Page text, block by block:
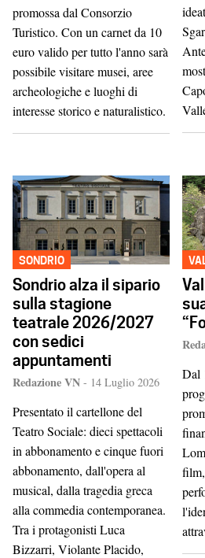
promossa dal Consorzio
Turistico. Con un carnet da 10
euro valido per tutto l'anno sarà
possibile visitare musei, aree
archeologiche e luoghi di
interesse storico e naturalistico.
SONDRIO
Sondrio alza il sipario
sulla stagione
teatrale 2026/2027
con sedici
appuntamenti
Redazione VN - 14 Luglio 2026
Presentato il cartellone del
Teatro Sociale: dieci spettacoli
in abbonamento e cinque fuori
abbonamento, dall'opera al
musical, dalla tragedia greca
alla commedia contemporanea.
Tra i protagonisti Luca
Bizzarri, Violante Placido,
Dal